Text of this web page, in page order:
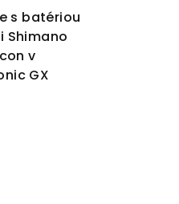
s batériou
Shimano
v
GX